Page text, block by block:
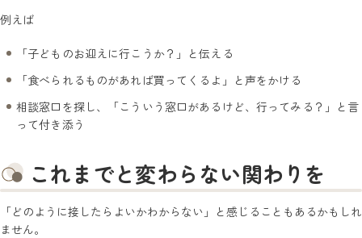
例えば
「子どものお迎えに行こうか？」と伝える
「食べられるものがあれば買ってくるよ」と声をかける
相談窓口を探し、「こういう窓口があるけど、行ってみる？」と言
って付き添う
これまでと変わらない関わりを
「どのように接したらよいかわからない」と感じることもあるかもしれ
ません。